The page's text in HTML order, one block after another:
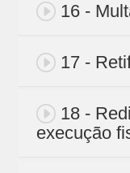
16 -
17 -
18 -
execução